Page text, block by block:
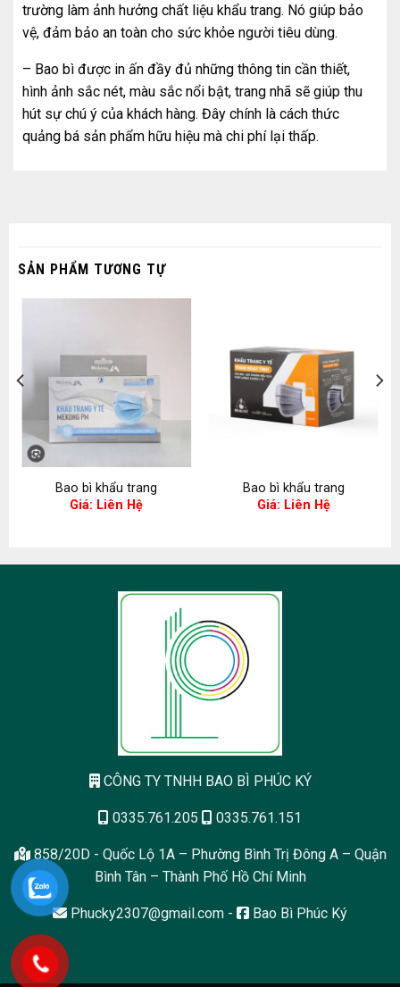
trường làm ảnh hưởng chất liệu khẩu trang. Nó giúp bảo
vệ, đảm bảo an toàn cho sức khỏe người tiêu dùng.
– Bao bì được in ấn đầy đủ những thông tin cần thiết,
hình ảnh sắc nét, màu sắc nổi bật, trang nhã sẽ giúp thu
hút sự chú ý của khách hàng. Đây chính là cách thức
quảng bá sản phẩm hữu hiệu mà chi phí lại thấp.
SẢN PHẨM TƯƠNG TỰ
Bao bì khẩu trang
Giá: Liên Hệ
Bao bì khẩu trang
Giá: Liên Hệ
CÔNG TY TNHH BAO BÌ PHÚC KÝ
0335.761.205 0335.761.151
858/20D - Quốc Lộ 1A – Phường Bình Trị Đông A – Quận
Bình Tân – Thành Phố Hồ Chí Minh
Phucky2307@gmail.com - Bao Bì Phúc Ký